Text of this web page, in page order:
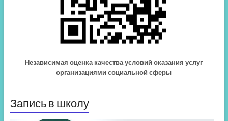
Независимая оценка качества условий оказания услуг
организациями социальной сферы
Запись в школу